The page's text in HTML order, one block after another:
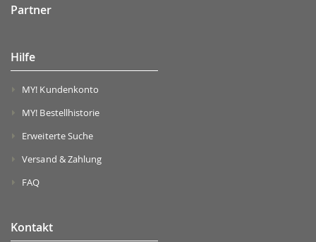
Partner
Hilfe
MY! Kundenkonto
MY! Bestellhistorie
Erweiterte Suche
Versand & Zahlung
FAQ
Kontakt